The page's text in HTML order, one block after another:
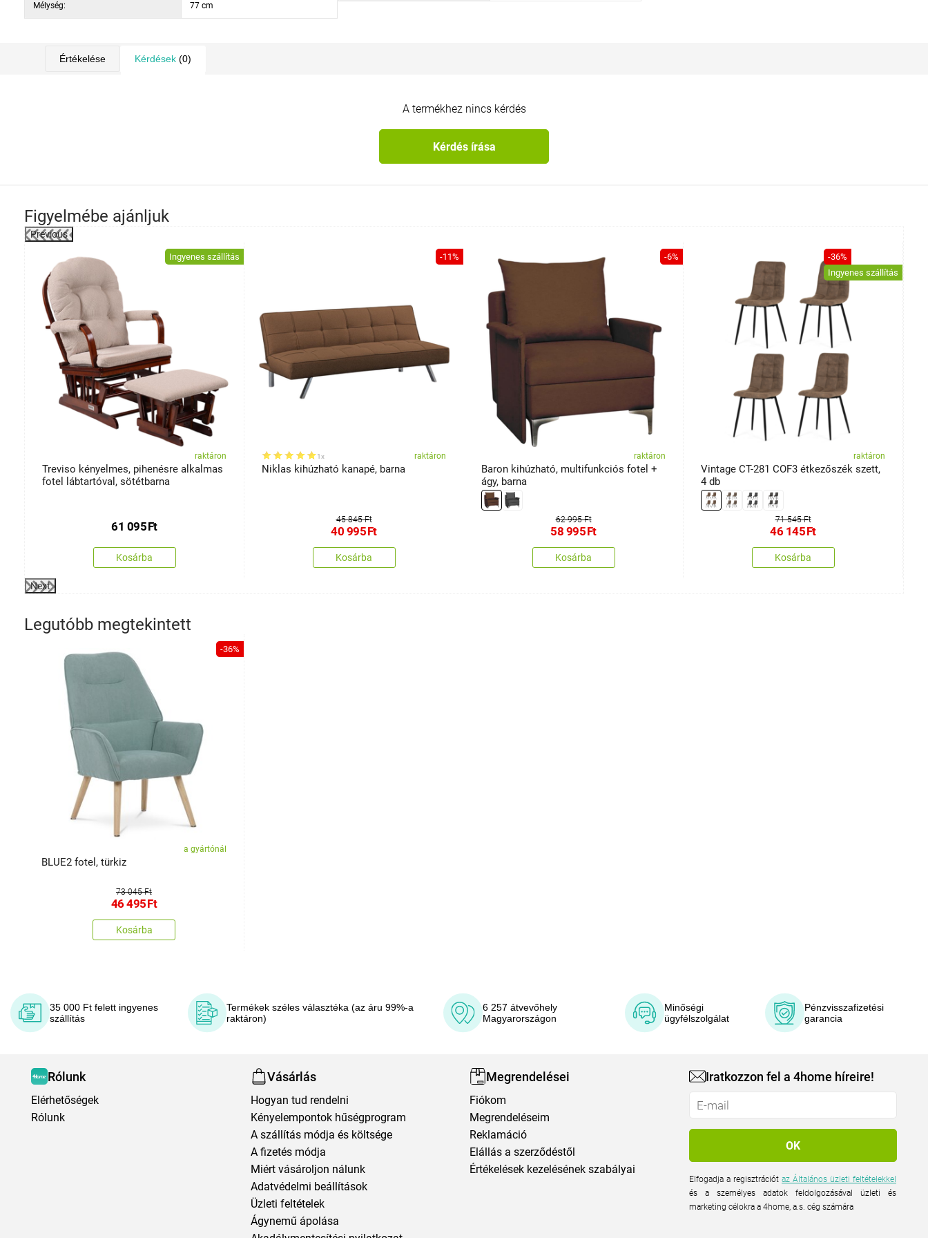
Mélység: 77 cm
Értékelése Kérdések (0)
A termékhez nincs kérdés
Kérdés írása
Figyelmébe ajánljuk
Previous
Ingyenes szállítás
raktáron
Treviso kényelmes, pihenésre alkalmas
fotel lábtartóval, sötétbarna
61 095Ft
Kosárba
-11%
1x raktáron
Niklas kihúzható kanapé, barna
45 845 Ft
40 995Ft
Kosárba
-6%
raktáron
Baron kihúzható, multifunkciós fotel +
ágy, barna
62 995 Ft
58 995Ft
Kosárba
-36%
Ingyenes szállítás
raktáron
Vintage CT-281 COF3 étkezőszék szett,
4 db
71 545 Ft
46 145Ft
Kosárba
Next
Legutóbb megtekintett
-36%
a gyártónál
BLUE2 fotel, türkiz
73 045 Ft
46 495Ft
Kosárba
35 000 Ft felett ingyenes
szállítás
Termékek széles választéka (az áru 99%-a
raktáron)
6 257 átvevőhely
Magyarországon
Minőségi
ügyfélszolgálat
Pénzvisszafizetési
garancia
Rólunk
Elérhetőségek
Rólunk
Vásárlás
Hogyan tud rendelni
Kényelempontok hűségprogram
A szállítás módja és költsége
A fizetés módja
Miért vásároljon nálunk
Adatvédelmi beállítások
Üzleti feltételek
Ágynemű ápolása
Megrendelései
Fiókom
Megrendeléseim
Reklamáció
Elállás a szerződéstől
Értékelések kezelésének szabályai
Iratkozzon fel a 4home híreire!
Elfogadja a regisztrációtaz Általános üzleti feltételekkel
és a személyes adatok feldolgozásával üzleti és
marketing célokra a 4home, a.s. cég számára